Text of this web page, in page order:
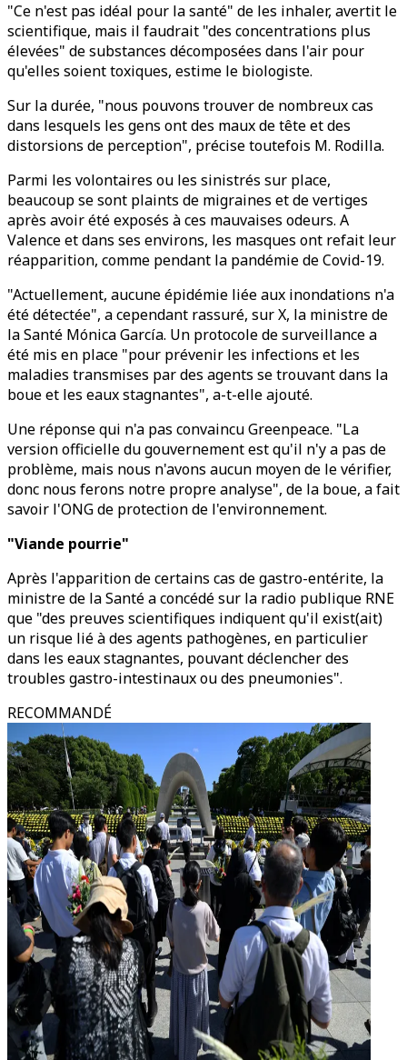
"Ce n'est pas idéal pour la santé" de les inhaler, avertit le
scientifique, mais il faudrait "des concentrations plus
élevées" de substances décomposées dans l'air pour
qu'elles soient toxiques, estime le biologiste.
Sur la durée, "nous pouvons trouver de nombreux cas
dans lesquels les gens ont des maux de tête et des
distorsions de perception", précise toutefois M. Rodilla.
Parmi les volontaires ou les sinistrés sur place,
beaucoup se sont plaints de migraines et de vertiges
après avoir été exposés à ces mauvaises odeurs. A
Valence et dans ses environs, les masques ont refait leur
réapparition, comme pendant la pandémie de Covid-19.
"Actuellement, aucune épidémie liée aux inondations n'a
été détectée", a cependant rassuré, sur X, la ministre de
la Santé Mónica García. Un protocole de surveillance a
été mis en place "pour prévenir les infections et les
maladies transmises par des agents se trouvant dans la
boue et les eaux stagnantes", a-t-elle ajouté.
Une réponse qui n'a pas convaincu Greenpeace. "La
version officielle du gouvernement est qu'il n'y a pas de
problème, mais nous n'avons aucun moyen de le vérifier,
donc nous ferons notre propre analyse", de la boue, a fait
savoir l'ONG de protection de l'environnement.
"Viande pourrie"
Après l'apparition de certains cas de gastro-entérite, la
ministre de la Santé a concédé sur la radio publique RNE
que "des preuves scientifiques indiquent qu'il exist(ait)
un risque lié à des agents pathogènes, en particulier
dans les eaux stagnantes, pouvant déclencher des
troubles gastro-intestinaux ou des pneumonies".
RECOMMANDÉ